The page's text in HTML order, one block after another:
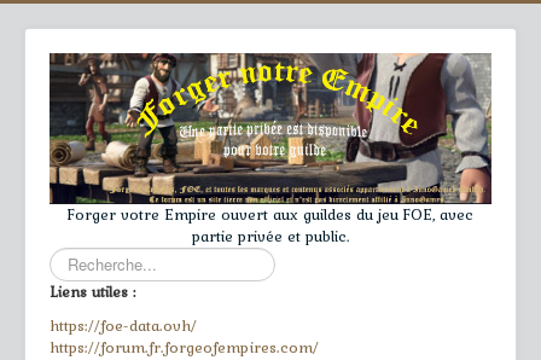
Forger votre Empire ouvert aux guildes du jeu FOE, avec
partie privée et public.
Rechercher
Liens utiles :
https://foe-data.ovh/
https://forum.fr.forgeofempires.com/